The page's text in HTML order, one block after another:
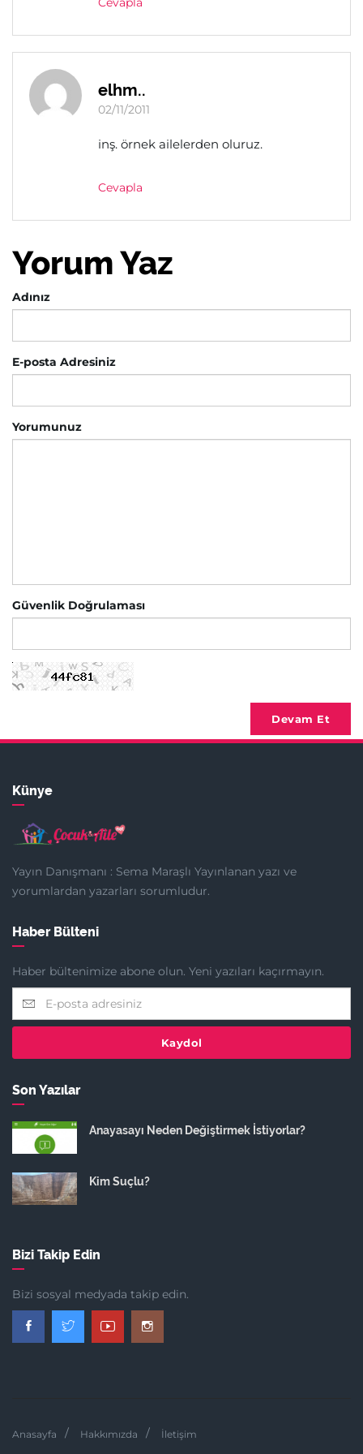
elhm..
02/11/2011
inş. örnek ailelerden oluruz.
Cevapla
Yorum Yaz
Adınız
E-posta Adresiniz
Yorumunuz
Güvenlik Doğrulaması
Devam Et
Künye
Yayın Danışmanı : Sema Maraşlı Yayınlanan yazı ve
yorumlardan yazarları sorumludur.
Haber Bülteni
Haber bültenimize abone olun. Yeni yazıları kaçırmayın.
Kaydol
Son Yazılar
Anayasayı Neden Değiştirmek İstiyorlar?
Kim Suçlu?
Bizi Takip Edin
Bizi sosyal medyada takip edin.
Anasayfa Hakkımızda İletişim